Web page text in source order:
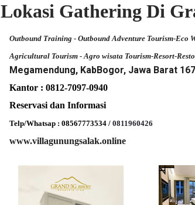
Lokasi Gathering Di
Outbound Training - Outbound Adventure Tourism-Eco
Agricultural Tourism - Agro wisata Tourism-Resort-
Megamendung, KabBogor, Jawa Barat
Kantor : 0812-7097-0940
Reservasi dan Informasi
Telp/Whatsap : 08567773534 / 0811960426
www.villagunungsalak.online